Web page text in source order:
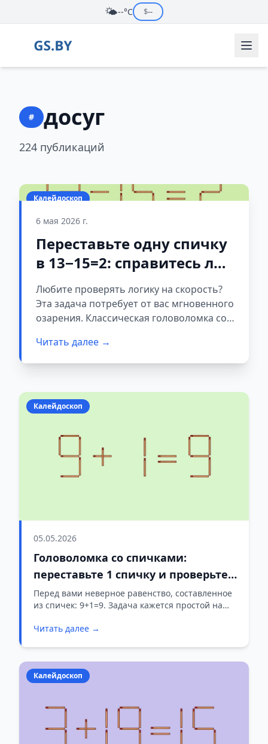
🌤️--°C $--
# досуг
224 публикаций
Калейдоскоп
6 мая 2026 г.
Переставьте одну спичку
в 13−15=2: справитесь ли
вы с этой головоломкой?
Любите проверять логику на скорость?
Эта задача потребует от вас мгновенного
озарения. Классическая головоломка со
замечает решение с первого взгляда. У
вас есть ровно 10 секунд. Засекайте
Читать далее →
Калейдоскоп
05.05.2026
Головоломка со спичками:
переставьте 1 спичку и проверьте
свою смекалку
Перед вами неверное равенство, составленное
из спичек: 9+1=9. Задача кажется простой на
так, чтобы пример стал верным. На
Читать далее →
Калейдоскоп